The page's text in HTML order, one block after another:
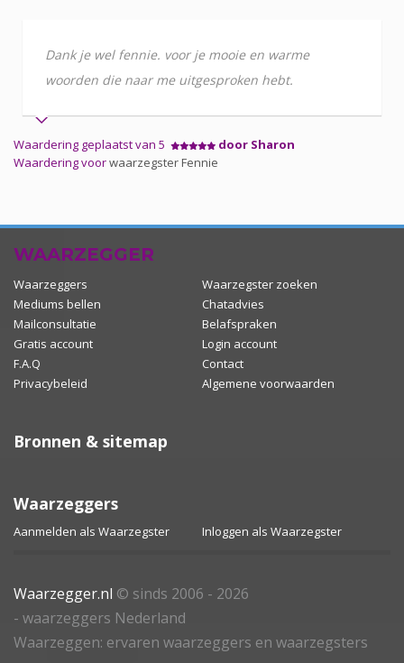
Dank je wel fennie. voor je mooie en warme
woorden die naar me uitgesproken hebt.
Waardering geplaatst van 5
door Sharon
Waardering voorwaarzegster Fennie
WAARZEGGER
Waarzeggers
Waarzegster zoeken
Mediums bellen
Chatadvies
Mailconsultatie
Belafspraken
Gratis account
Login account
F.A.Q
Contact
Privacybeleid
Algemene voorwaarden
Bronnen & sitemap
Waarzeggers
Aanmelden als Waarzegster Inloggen als Waarzegster
Waarzegger.nl © sinds 2006 - 2026
- waarzeggers Nederland
Waarzeggen: ervaren waarzeggers en waarzegsters